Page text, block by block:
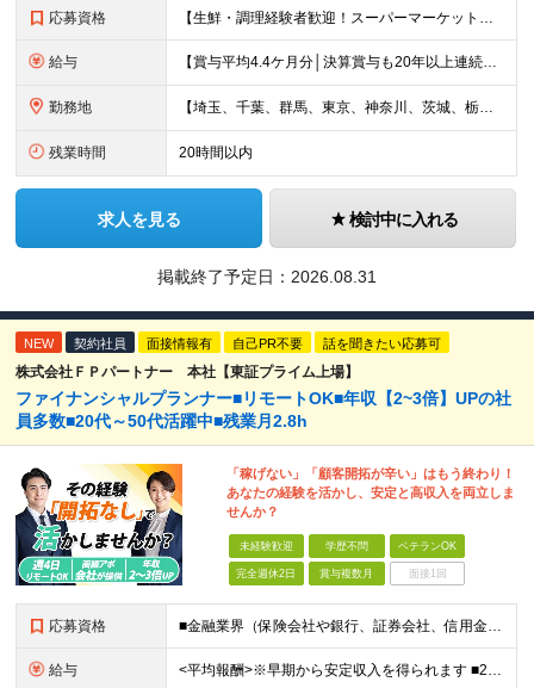
応募資格 【生鮮・調理経験者歓迎！スーパーマーケット経験者は特に歓迎します◎】 ◆高卒以上 ◆いずれかのご経験をお持ちの方 ・スーパーの生鮮売場（鮮魚・精肉・青果）での勤務経験がある方 ・鮮魚専門店や精肉専門店
給与 【賞与平均4.4ケ月分│決算賞与も20年以上連続で支給中！】 ◆月給：258,400円～418,000円＋残業代＋各種手当 ※給与は前職での経験、スキルを考慮し、決定します ※残業代は全額支給します
勤務地 【埼玉、千葉、群馬、東京、神奈川、茨城、栃木の各店舗で積極採用中！U・Iターン歓迎】 【群馬県】 安中/伊勢崎/太田/桐生/高崎/館林/富岡/ 中之条/藤岡/前橋 【茨城県】 古河/取手/竜ヶ崎
残業時間 20時間以内
求人を見る 検討中に入れる
掲載終了予定日： 2026.08.31
NEW 契約社員 面接情報有 自己PR不要 話を聞きたい応募可
株式会社ＦＰパートナー 本社【東証プライム上場】
ファイナンシャルプランナー■リモートOK■年収【2~3倍】UPの社
員多数■20代～50代活躍中■残業月2.8h
「稼げない」「顧客開拓が辛い」はもう終わり！
あなたの経験を活かし、安定と高収入を両立しま
せんか？
未経験歓迎 学歴不問 ベテランOK
完全週休2日 賞与複数月 面接1回
応募資格 ■金融業界（保険会社や銀行、証券会社、信用金庫など）の営業経験をお持ちの方 ■学歴不問 ※第二新卒の方も歓迎します ※直販の保険営業職経験者も多数活躍中。 お客さまへのご提案に集中できる仕組みにより
給与 <平均報酬>※早期から安定収入を得られます ■2年目～：888万円 ■3年目～：960万円 ■4年目～：1028万円 ★成果連動型報酬（営業成績に応じて支給/45時間分固定残業代含む/超過分は別途支